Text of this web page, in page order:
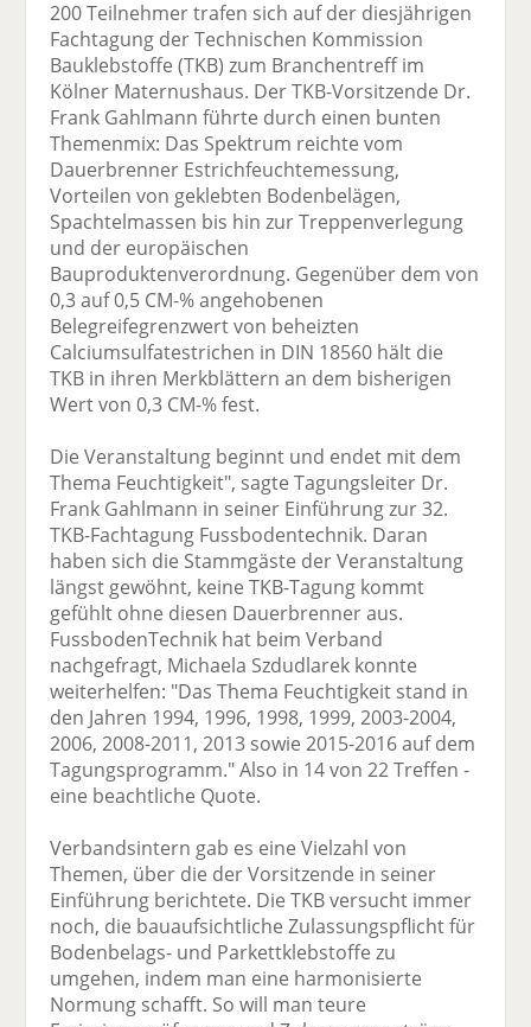
200 Teilnehmer trafen sich auf der diesjährigen
Fachtagung der Technischen Kommission
Bauklebstoffe (TKB) zum Branchentreff im
Kölner Maternushaus. Der TKB-Vorsitzende Dr.
Frank Gahlmann führte durch einen bunten
Themenmix: Das Spektrum reichte vom
Dauerbrenner Estrichfeuchtemessung,
Vorteilen von geklebten Bodenbelägen,
Spachtelmassen bis hin zur Treppenverlegung
und der europäischen
Bauproduktenverordnung. Gegenüber dem von
0,3 auf 0,5 CM-% angehobenen
Belegreifegrenzwert von beheizten
Calciumsulfatestrichen in DIN 18560 hält die
TKB in ihren Merkblättern an dem bisherigen
Wert von 0,3 CM-% fest.
Die Veranstaltung beginnt und endet mit dem
Thema Feuchtigkeit", sagte Tagungsleiter Dr.
Frank Gahlmann in seiner Einführung zur 32.
TKB-Fachtagung Fussbodentechnik. Daran
haben sich die Stammgäste der Veranstaltung
längst gewöhnt, keine TKB-Tagung kommt
gefühlt ohne diesen Dauerbrenner aus.
FussbodenTechnik hat beim Verband
nachgefragt, Michaela Szdudlarek konnte
weiterhelfen: "Das Thema Feuchtigkeit stand in
den Jahren 1994, 1996, 1998, 1999, 2003-2004,
2006, 2008-2011, 2013 sowie 2015-2016 auf dem
Tagungsprogramm." Also in 14 von 22 Treffen -
eine beachtliche Quote.
Verbandsintern gab es eine Vielzahl von
Themen, über die der Vorsitzende in seiner
Einführung berichtete. Die TKB versucht immer
noch, die bauaufsichtliche Zulassungspflicht für
Bodenbelags- und Parkettklebstoffe zu
umgehen, indem man eine harmonisierte
Normung schafft. So will man teure